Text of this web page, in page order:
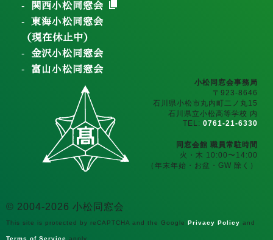
関西小松同窓会
東海小松同窓会
（現在休止中）
金沢小松同窓会
富山小松同窓会
小松同窓会事務局
〒923-8646
石川県小松市丸内町二ノ丸15
石川県立小松高等学校 内
TEL: 0761-21-6330
同窓会館 職員常駐時間
火・木 10:00〜14:00
（年末年始・お盆・GW 除く）
© 2004-2026 小松同窓会
This site is protected by reCAPTCHA and the Google Privacy Policy and
Terms of Service apply.